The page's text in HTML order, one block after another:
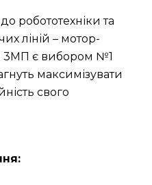
робототехніки та
ліній – мотор-
3МП є вибором №1
максимізувати
свого